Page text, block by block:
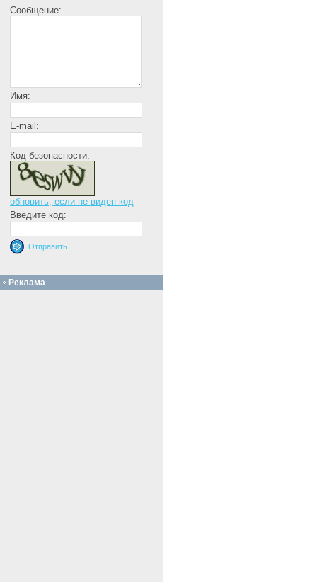
Сообщение:
Имя:
E-mail:
Код безопасности:
обновить, если не виден код
Введите код:
Реклама